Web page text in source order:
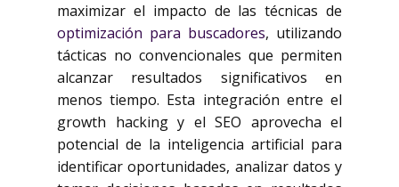
maximizar el impacto de las técnicas de
optimización para buscadores, utilizando
tácticas no convencionales que permiten
alcanzar resultados significativos en
menos tiempo. Esta integración entre el
growth hacking y el SEO aprovecha el
potencial de la inteligencia artificial para
identificar oportunidades, analizar datos y